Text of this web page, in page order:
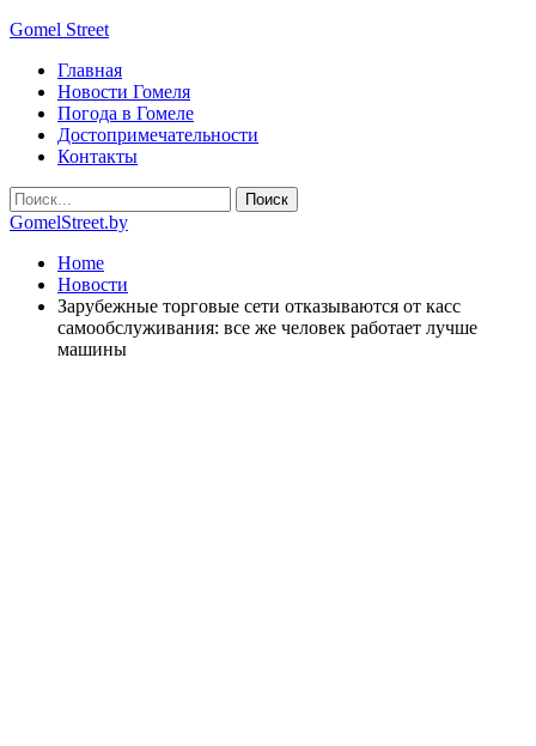
Gomel Street
Главная
Новости Гомеля
Погода в Гомеле
Достопримечательности
Контакты
GomelStreet.by
Home
Новости
Зарубежные торговые сети отказываются от касс
самообслуживания: все же человек работает лучше
машины